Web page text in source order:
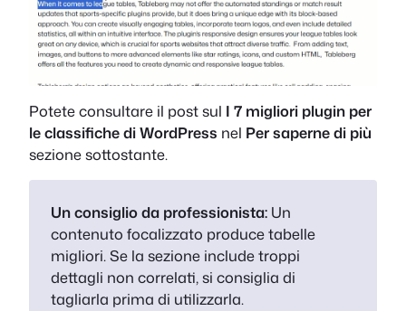
Potete consultare il post sul I 7 migliori plugin per
le classifiche di WordPress nel Per saperne di più
sezione sottostante.
Un consiglio da professionista: Un
contenuto focalizzato produce tabelle
migliori. Se la sezione include troppi
dettagli non correlati, si consiglia di
tagliarla prima di utilizzarla.